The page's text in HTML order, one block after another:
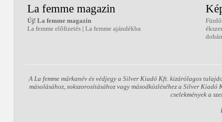
La femme magazin
Új! La femme magazin
La femme előfizetés | La femme ajándékba
A La femme márkanév és védjegy a Silver Kiadó Kft. kizárólagos
másolásához, sokszorosításához vagy másodközléséhez a Silver
cselekmények a